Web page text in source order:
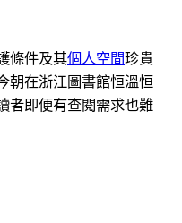
條件及其個人空間珍貴
朝在浙江圖書館恒溫恒
者即便有查閱需求也難